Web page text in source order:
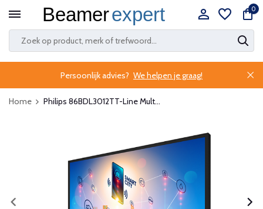
0
Persoonlijk advies? We helpen je graag!
Home Philips 86BDL3012TT-Line Mult...